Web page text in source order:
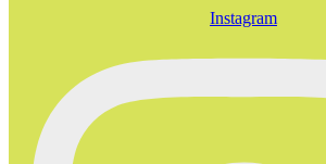
Instagram